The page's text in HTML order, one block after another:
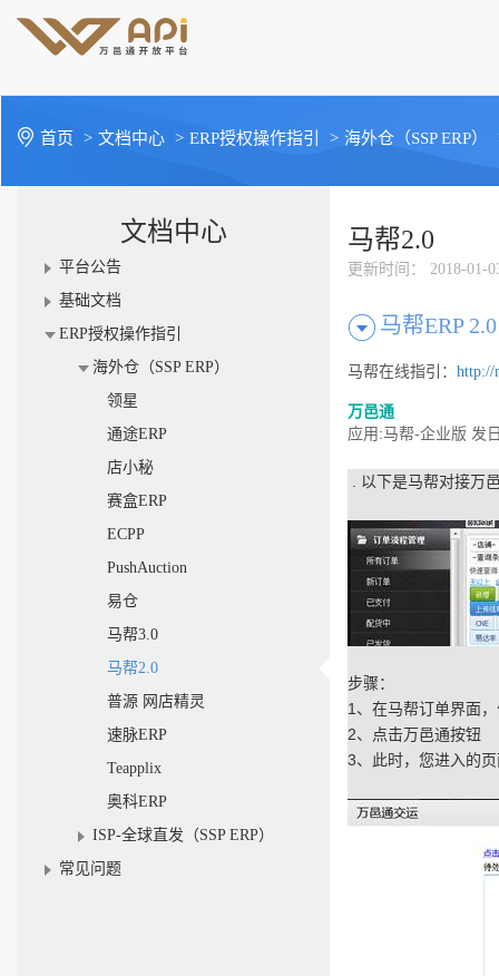
首页 > 文档中心 > ERP授权操作指引 > 海外仓（SSP ERP）
文档中心
平台公告
基础文档
ERP授权操作指引
海外仓（SSP ERP）
领星
通途ERP
店小秘
赛盒ERP
ECPP
PushAuction
易仓
马帮3.0
马帮2.0
普源 网店精灵
速脉ERP
Teapplix
奥科ERP
ISP-全球直发（SSP ERP）
常见问题
马帮2.0
更新时间 ： 2018-01-
马帮ERP 2.0
马帮在线指引： http://
万邑通
应用 :马帮-企业版 发
. 以下是马帮对接万
步骤：
1、在马帮订单界面
2、点击万邑通按钮
3、此时，您进入的